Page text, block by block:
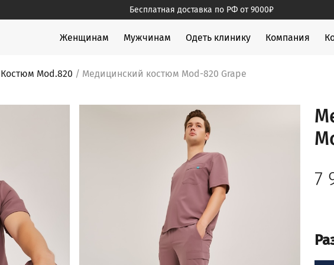
Бесплатная доставка по РФ от 9000₽
одежды
Женщинам Мужчинам Одеть клинику Компания
Костюм Mod.820 / Медицинский костюм Mod-820 Grape
7